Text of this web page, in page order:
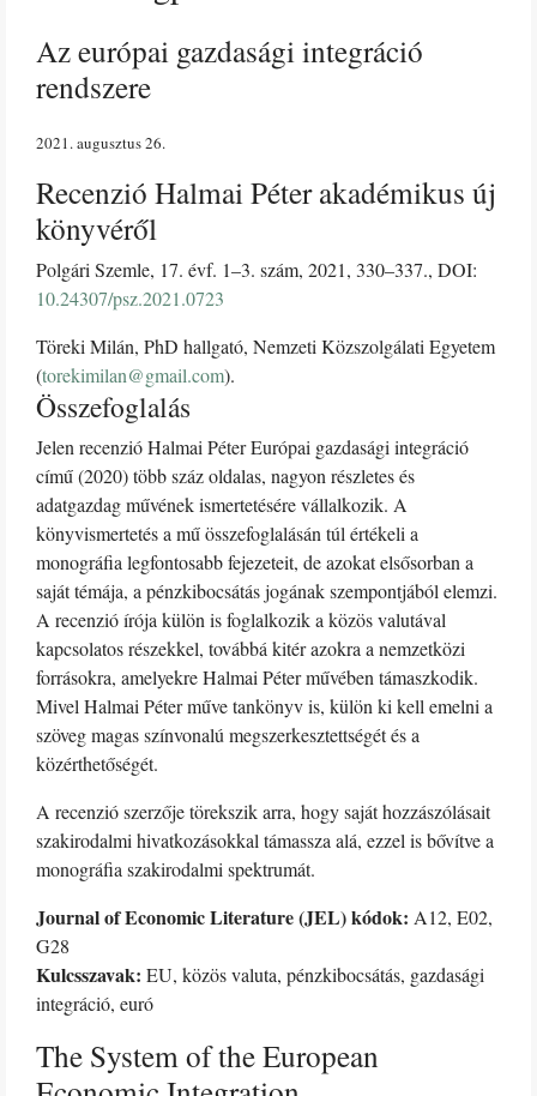
Az európai gazdasági integráció
rendszere
2021. augusztus 26
Recenzió Halmai Péter akadémikus új
könyvéről
Polgári Szemle, 17. évf. 1–3. szám, 2021, 330–337., DOI:
10.24307/psz.2021.0723
Töreki Milán, PhD hallgató, Nemzeti Közszolgálati Egyetem
(torekimilan@gmail.com).
Összefoglalás
Jelen recenzió Halmai Péter Európai gazdasági integráció
című (2020) több száz oldalas, nagyon részletes és
adatgazdag művének ismertetésére vállalkozik. A
könyvismertetés a mű összefoglalásán túl értékeli a
monográfia legfontosabb fejezeteit, de azokat elsősorban a
saját témája, a pénzkibocsátás jogának szempontjából elemzi.
A recenzió írója külön is foglalkozik a közös valutával
kapcsolatos részekkel, továbbá kitér azokra a nemzetközi
forrásokra, amelyekre Halmai Péter művében támaszkodik.
Mivel Halmai Péter műve tankönyv is, külön ki kell emelni a
szöveg magas színvonalú megszerkesztettségét és a
közérthetőségét.
A recenzió szerzője törekszik arra, hogy saját hozzászólásait
szakirodalmi hivatkozásokkal támassza alá, ezzel is bővítve a
monográfia szakirodalmi spektrumát.
Journal of Economic Literature (JEL) kódok: A12, E02,
G28
Kulcsszavak: EU, közös valuta, pénzkibocsátás, gazdasági
integráció, euró
The System of the European